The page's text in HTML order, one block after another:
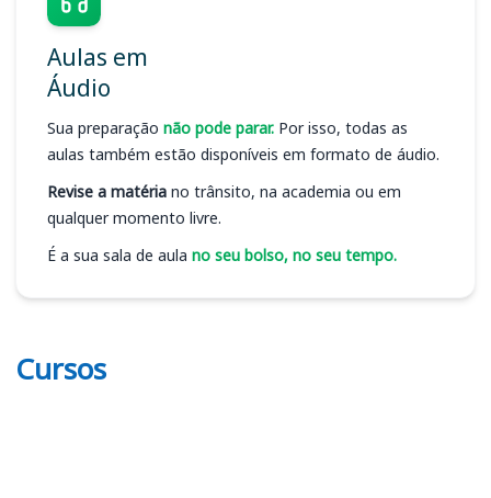
Aulas em
Áudio
Sua preparação não pode parar. Por isso, todas as
aulas também estão disponíveis em formato de áudio.
Revise a matéria no trânsito, na academia ou em
qualquer momento livre.
É a sua sala de aula no seu bolso, no seu tempo.
Cursos